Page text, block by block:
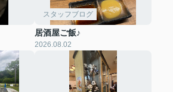
スタッフブログ
居酒屋ご飯♪
2026.08.02